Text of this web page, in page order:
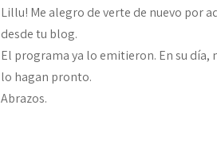
Lillu! Me alegro de verte de nuevo por
desde tu blog.
El programa ya lo emitieron. En su
lo hagan pronto.
Abrazos.